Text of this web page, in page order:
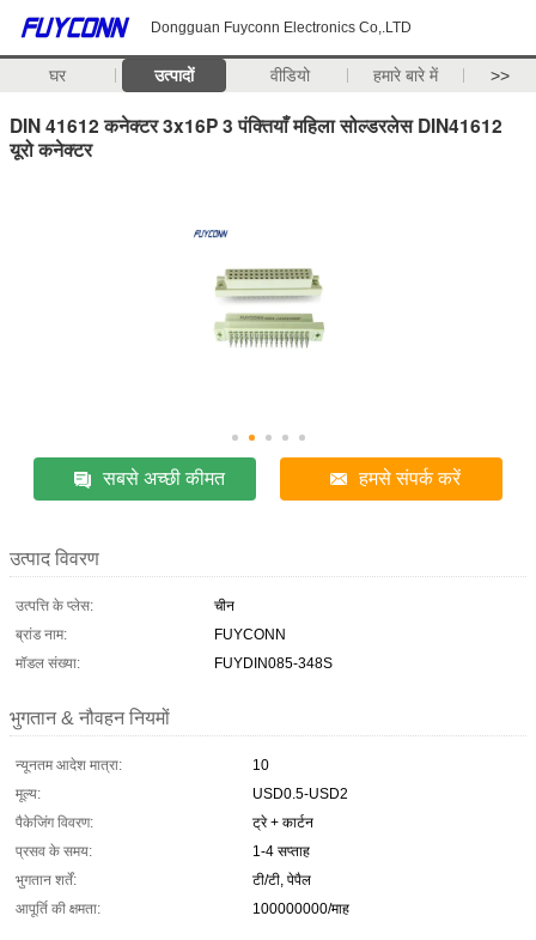
Dongguan Fuyconn Electronics Co,.LTD
घर उत्पादों वीडियो हमारे बारे में >>
DIN 41612 कनेक्टर 3x16P 3 पंक्तियाँ महिला सोल्डरलेस DIN41612
यूरो कनेक्टर
सबसे अच्छी कीमत हमसे संपर्क करें
उत्पाद विवरण
उत्पत्ति के प्लेस:
चीन
ब्रांड नाम:
FUYCONN
मॉडल संख्या:
FUYDIN085-348S
भुगतान & नौवहन नियमों
न्यूनतम आदेश मात्रा:
10
मूल्य:
USD0.5-USD2
पैकेजिंग विवरण:
ट्रे + कार्टन
प्रसव के समय:
1-4 सप्ताह
भुगतान शर्तें:
टी/टी, पेपैल
आपूर्ति की क्षमता:
100000000/माह